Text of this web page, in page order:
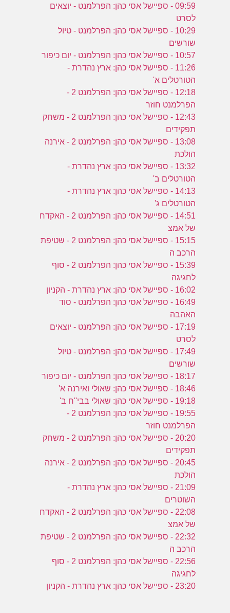
09:59 - ספיישל אסי כהן: הפרלמנט - יוצאים
לסרט
10:29 - ספיישל אסי כהן: הפרלמנט - טיול
שורשים
10:57 - ספיישל אסי כהן: הפרלמנט - יום כיפור
11:26 - ספיישל אסי כהן: ארץ נהדרת -
הטורטלים א'
12:18 - ספיישל אסי כהן: הפרלמנט 2 -
הפרלמנט חוזר
12:43 - ספיישל אסי כהן: הפרלמנט 2 - משחק
תפקידים
13:08 - ספיישל אסי כהן: הפרלמנט 2 - אירנה
הולכת
13:32 - ספיישל אסי כהן: ארץ נהדרת -
הטורטלים ב'
14:13 - ספיישל אסי כהן: ארץ נהדרת -
הטורטלים ג'
14:51 - ספיישל אסי כהן: הפרלמנט 2 - האקדח
של אמצ
15:15 - ספיישל אסי כהן: הפרלמנט 2 - שטיפת
הרכב ה
15:39 - ספיישל אסי כהן: הפרלמנט 2 - סוף
לחגיגה
16:02 - ספיישל אסי כהן: ארץ נהדרת - הקניון
16:49 - ספיישל אסי כהן: הפרלמנט - סוד
האהבה
17:19 - ספיישל אסי כהן: הפרלמנט - יוצאים
לסרט
17:49 - ספיישל אסי כהן: הפרלמנט - טיול
שורשים
18:17 - ספיישל אסי כהן: הפרלמנט - יום כיפור
18:46 - ספיישל אסי כהן: שאולי ואירנה א'
19:18 - ספיישל אסי כהן: שאולי בבי''ח ב'
19:55 - ספיישל אסי כהן: הפרלמנט 2 -
הפרלמנט חוזר
20:20 - ספיישל אסי כהן: הפרלמנט 2 - משחק
תפקידים
20:45 - ספיישל אסי כהן: הפרלמנט 2 - אירנה
הולכת
21:09 - ספיישל אסי כהן: ארץ נהדרת -
השוטרים
22:08 - ספיישל אסי כהן: הפרלמנט 2 - האקדח
של אמצ
22:32 - ספיישל אסי כהן: הפרלמנט 2 - שטיפת
הרכב ה
22:56 - ספיישל אסי כהן: הפרלמנט 2 - סוף
לחגיגה
23:20 - ספיישל אסי כהן: ארץ נהדרת - הקניון